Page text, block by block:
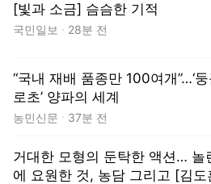
[빛과 소금] 슴슴한 기적
국민일보 28분 전
“국내 재배 품종만 100여개”…‘
로초’ 양파의 세계
농민신문 37분 전
거대한 모형의 둔탁한 액션… 놀
에 요원한 것, 농담 그리고 [김도